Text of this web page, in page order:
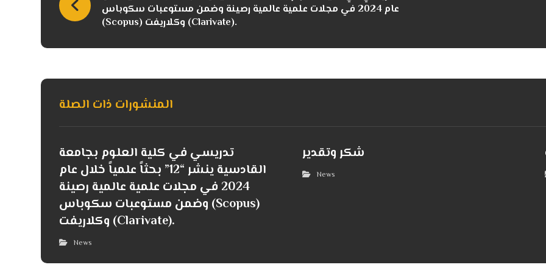
عام 2024 في مجلات علمية عالمية رصينة وضمن مستوعبات سكوباس
(Scopus) وكلاريفت (Clarivate).
المنشورات ذات الصلة
تدريسي في كلية العلوم بجامعة
القادسية ينشر “12” بحثاً علمياً خلال عام
2024 في مجلات علمية عالمية رصينة
وضمن مستوعبات سكوباس (Scopus)
وكلاريفت (Clarivate).
News
شكر وتقدير
News